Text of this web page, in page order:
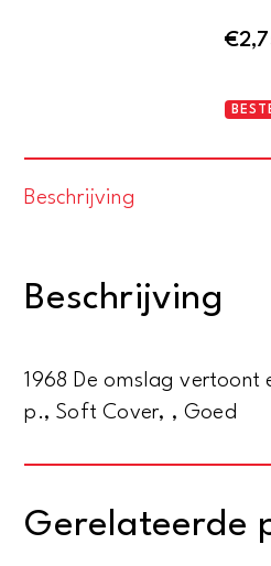
€
Fetisj
Beschrijving
Beschrijving
1968 De omslag vertoont
p., Soft Cover, , Goed
Gerelateerde